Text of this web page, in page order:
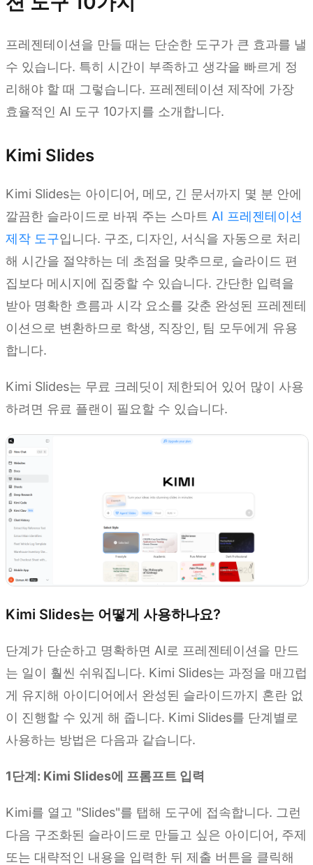
프레젠테이션을 만들 때는 단순한 도구가 큰 효과를 낼
수 있습니다. 특히 시간이 부족하고 생각을 빠르게 정
리해야 할 때 그렇습니다. 프레젠테이션 제작에 가장
효율적인 AI 도구 10가지를 소개합니다.
Kimi Slides
Kimi Slides는 아이디어, 메모, 긴 문서까지 몇 분 안에
깔끔한 슬라이드로 바꿔 주는 스마트 AI 프레젠테이션
제작 도구입니다. 구조, 디자인, 서식을 자동으로 처리
해 시간을 절약하는 데 초점을 맞추므로, 슬라이드 편
집보다 메시지에 집중할 수 있습니다. 간단한 입력을
받아 명확한 흐름과 시각 요소를 갖춘 완성된 프레젠테
이션으로 변환하므로 학생, 직장인, 팀 모두에게 유용
합니다.
Kimi Slides는 무료 크레딧이 제한되어 있어 많이 사용
하려면 유료 플랜이 필요할 수 있습니다.
Kimi Slides는 어떻게 사용하나요?
단계가 단순하고 명확하면 AI로 프레젠테이션을 만드
는 일이 훨씬 쉬워집니다. Kimi Slides는 과정을 매끄럽
게 유지해 아이디어에서 완성된 슬라이드까지 혼란 없
이 진행할 수 있게 해 줍니다. Kimi Slides를 단계별로
사용하는 방법은 다음과 같습니다.
1단계: Kimi Slides에 프롬프트 입력
Kimi를 열고 "Slides"를 탭해 도구에 접속합니다. 그런
다음 구조화된 슬라이드로 만들고 싶은 아이디어, 주제
또는 대략적인 내용을 입력한 뒤 제출 버튼을 클릭해